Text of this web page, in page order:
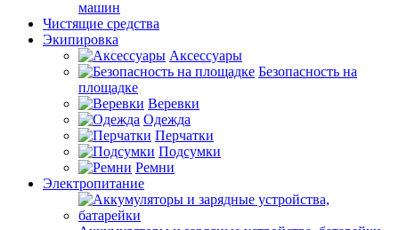
машин
Чистящие средства
Экипировка
Аксессуары
Безопасность на
площадке
Веревки
Одежда
Перчатки
Подсумки
Ремни
Электропитание